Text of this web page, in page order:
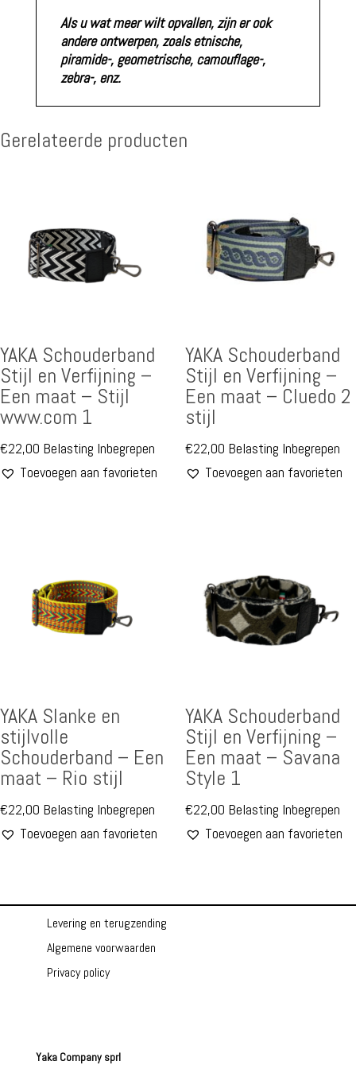
Als u wat meer wilt opvallen, zijn er ook
andere ontwerpen, zoals etnische,
piramide-, geometrische, camouflage-,
zebra-, enz.
Gerelateerde producten
YAKA Schouderband
Stijl en Verfijning –
Een maat – Stijl
www.com 1
€22,00 Belasting Inbegrepen
Toevoegen aan favorieten
YAKA Schouderband
Stijl en Verfijning –
Een maat – Cluedo 2
stijl
€22,00 Belasting Inbegrepen
Toevoegen aan favorieten
YAKA Slanke en
stijlvolle
Schouderband – Een
maat – Rio stijl
€22,00 Belasting Inbegrepen
Toevoegen aan favorieten
YAKA Schouderband
Stijl en Verfijning –
Een maat – Savana
Style 1
€22,00 Belasting Inbegrepen
Toevoegen aan favorieten
Levering en terugzending
Algemene voorwaarden
Privacy policy
Yaka Company sprl